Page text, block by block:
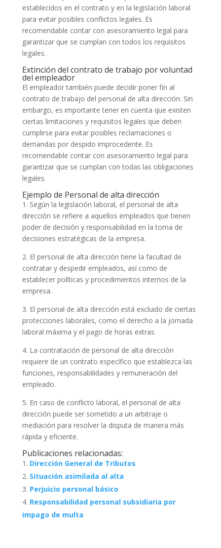
establecidos en el contrato y en la legislación laboral
para evitar posibles conflictos legales. Es
recomendable contar con asesoramiento legal para
garantizar que se cumplan con todos los requisitos
legales.
Extinción del contrato de trabajo por voluntad
del empleador
El empleador también puede decidir poner fin al
contrato de trabajo del personal de alta dirección. Sin
embargo, es importante tener en cuenta que existen
ciertas limitaciones y requisitos legales que deben
cumplirse para evitar posibles reclamaciones o
demandas por despido improcedente. Es
recomendable contar con asesoramiento legal para
garantizar que se cumplan con todas las obligaciones
legales.
Ejemplo de Personal de alta dirección
1. Según la legislación laboral, el personal de alta
dirección se refiere a aquellos empleados que tienen
poder de decisión y responsabilidad en la toma de
decisiones estratégicas de la empresa.
2. El personal de alta dirección tiene la facultad de
contratar y despedir empleados, así como de
establecer políticas y procedimientos internos de la
empresa.
3. El personal de alta dirección está excluido de ciertas
protecciones laborales, como el derecho a la jornada
laboral máxima y el pago de horas extras.
4. La contratación de personal de alta dirección
requiere de un contrato específico que establezca las
funciones, responsabilidades y remuneración del
empleado.
5. En caso de conflicto laboral, el personal de alta
dirección puede ser sometido a un arbitraje o
mediación para resolver la disputa de manera más
rápida y eficiente.
Publicaciones relacionadas:
Dirección General de Tributos
Situación asimilada al alta
Perjuicio personal básico
Responsabilidad personal subsidiaria por
impago de multa